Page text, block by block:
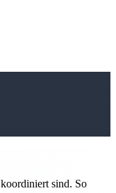
sind. So